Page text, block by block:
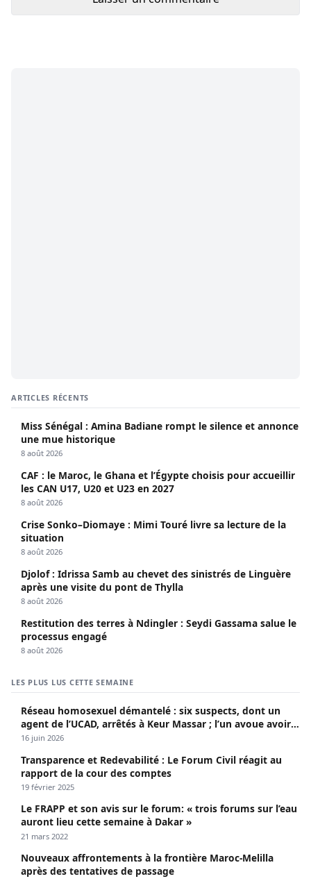
ARTICLES RÉCENTS
Miss Sénégal : Amina Badiane rompt le silence et annonce
une mue historique
8 août 2026
CAF : le Maroc, le Ghana et l’Égypte choisis pour accueillir
les CAN U17, U20 et U23 en 2027
8 août 2026
Crise Sonko–Diomaye : Mimi Touré livre sa lecture de la
situation
8 août 2026
Djolof : Idrissa Samb au chevet des sinistrés de Linguère
après une visite du pont de Thylla
8 août 2026
Restitution des terres à Ndingler : Seydi Gassama salue le
processus engagé
8 août 2026
LES PLUS LUS CETTE SEMAINE
Réseau homosexuel démantelé : six suspects, dont un
agent de l’UCAD, arrêtés à Keur Massar ; l’un avoue avoir
propagé le VIH depuis 2018
16 juin 2026
Transparence et Redevabilité : Le Forum Civil réagit au
rapport de la cour des comptes
19 février 2025
Le FRAPP et son avis sur le forum: « trois forums sur l’eau
auront lieu cette semaine à Dakar »
21 mars 2022
Nouveaux affrontements à la frontière Maroc-Melilla
après des tentatives de passage